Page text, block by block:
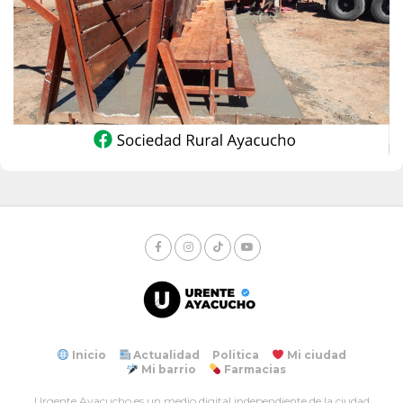
Inicio Actualidad Politica
Mi ciudad
Mi barrio
Farmacias